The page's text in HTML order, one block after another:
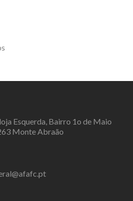
Esquerda, Bairro 1o de Maio
Monte Abraão